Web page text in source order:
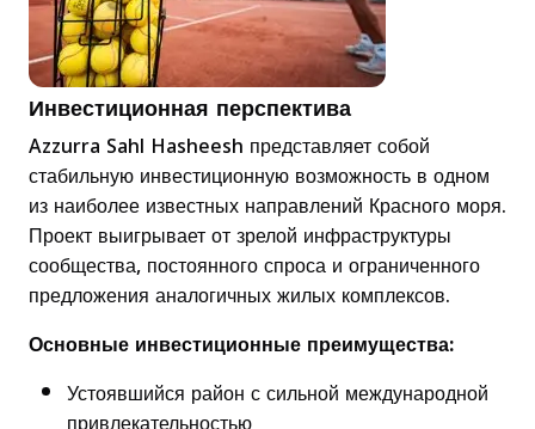
Инвестиционная перспектива
Azzurra Sahl Hasheesh представляет собой
стабильную инвестиционную возможность в одном
из наиболее известных направлений Красного моря.
Проект выигрывает от зрелой инфраструктуры
сообщества, постоянного спроса и ограниченного
предложения аналогичных жилых комплексов.
Основные инвестиционные преимущества:
Устоявшийся район с сильной международной